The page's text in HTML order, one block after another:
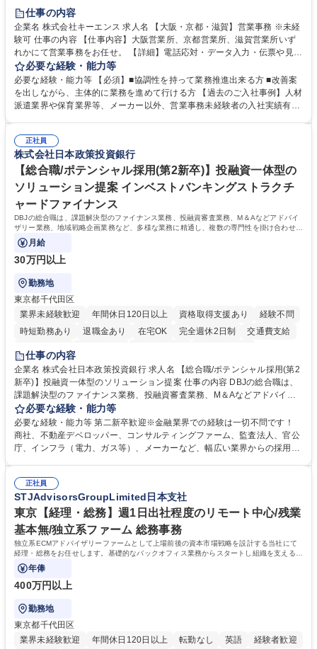
土日祝休み
仕事の内容
企業名 株式会社キーエンス 求人名 【大阪・京都・滋賀】営業事務 ※未経
験可 仕事の内容 【仕事内容】大阪営業所、京都営業所、滋賀営業所いず
れかにて営業事務をお任せ。 【詳細】電話応対・データ入力・伝票や見積
の作成・カタログ送付・来客対応・営業所内で発生する事務業務や業務改
善をお任せ。 【教育制度】ご入社後、育成担当とペアになりながらOJTに
て業務を覚えていただくことが可能です。業務システムがきちんと構築さ
れているため、スムーズに仕事に慣れることができる環境です。また、
募集職種 【大阪・京都・滋賀】営業事務 ※未経験可
必要な経験・能力等
必要な経験・能力等 【必須】■協調性を持って業務推進出来る方 ■改善案
を出しながら、主体的に業務を進めて行ける方 【過去のご入社事例】人材
派遣業界や保育業界等、メーカー以外、営業事務未経験者の入社実績有
えて、お客様や社員の状況に合わせ、能動的なサポート、改善の動きも期
待され。組織を支えるスペシャリストとして、チームに貢献し、結果的に
社員から頼られる存在になることができます。平均19:30の退勤以降の業
務の持ち帰りも禁止されており、メリハリのある働き方となります。 学
歴・資格 学歴：大学院 大学 高専 短大 語学力： 資格：
正社員
株式会社日本政策投資銀行
【総合職/ポテンシャル採用(第2新卒)】投融資一体型の
ソリューション提案 インベストバンキングストラクチ
ャードファイナンス
DBJの総合職は、課題解決型のファイナンス業務、投融資審査業務、M＆Aなどアドバイ
ザリー業務、地域戦略企画業務など、多様な業務に精通し、複数の専門性を掛け合わせて
広く社会に貢献していく職種です。
月給
30万円以上
勤務地
東京都千代田区
業界未経験歓迎
年間休日120日以上 資格取得支援あり
経験不問
時短勤務あり
退職金あり 在宅OK 完全週休2日制
交通費支給
駅近5分以内
食事補助あり
託児所あり
仕事の内容
企業名 株式会社日本政策投資銀行 求人名 【総合職/ポテンシャル採用(第2
新卒)】投融資一体型のソリューション提案 仕事の内容 DBJの総合職は、
課題解決型のファイナンス業務、投融資審査業務、M＆Aなどアドバイザ
リー業務、地域戦略企画業務など、多様な業務に精通し、複数の専門性を
掛け合わせて広く社会に貢献していく職種です。 入社後は、横断的なロー
テーションを経て適性や専門性に応じたキャリアを形成していただきま
す。総合職として入社いただき、下記いずれかの部門でご活躍いただきま
ート・ナレッジ業務 ※それぞれの業務内容に関しては、別途その他労働条
件備考欄に記載 募集職種 【総合職/ポテンシャル採用(第2新卒)】投融資一
体型のソリューション提案
必要な経験・能力等
必要な経験・能力等 第二新卒歓迎※金融業界での経験は一切不問です！
商社、不動産デベロッパー、コンサルティングファーム、監査法人、官公
庁、インフラ（電力、ガス等）、メーカーなど、幅広い業界からの採用実
く高い志を併せもった人材を求めています。ポテンシャル採用（第2新
卒）では、金融業界での経験や知識を問いません。新たな時代を見据え
て、複雑化する社会課題の解決に向けて先鞭をつける役割を担いたい、と
いう気概をお持ちの方を心待ちにしています。 学歴・資格 学歴：大学院
大学 語学力： 資格：
正社員
STJAdvisorsGroupLimited日本支社
東京【経理・総務】週1日出社程度のリモート中心/残業
基本無/独立系ファーム 総務事務
独立系ECMアドバイザリーファームとして上場前後の資本市場戦略を設計する当社にて
経理・総務をお任せします。基礎的なバックオフィス業務からスタートし組織を支える専
任担当として広く活躍できる環境です。
年俸
400万円以上
勤務地
東京都千代田区
業界未経験歓迎
年間休日120日以上 転勤なし 英語 経験者歓迎